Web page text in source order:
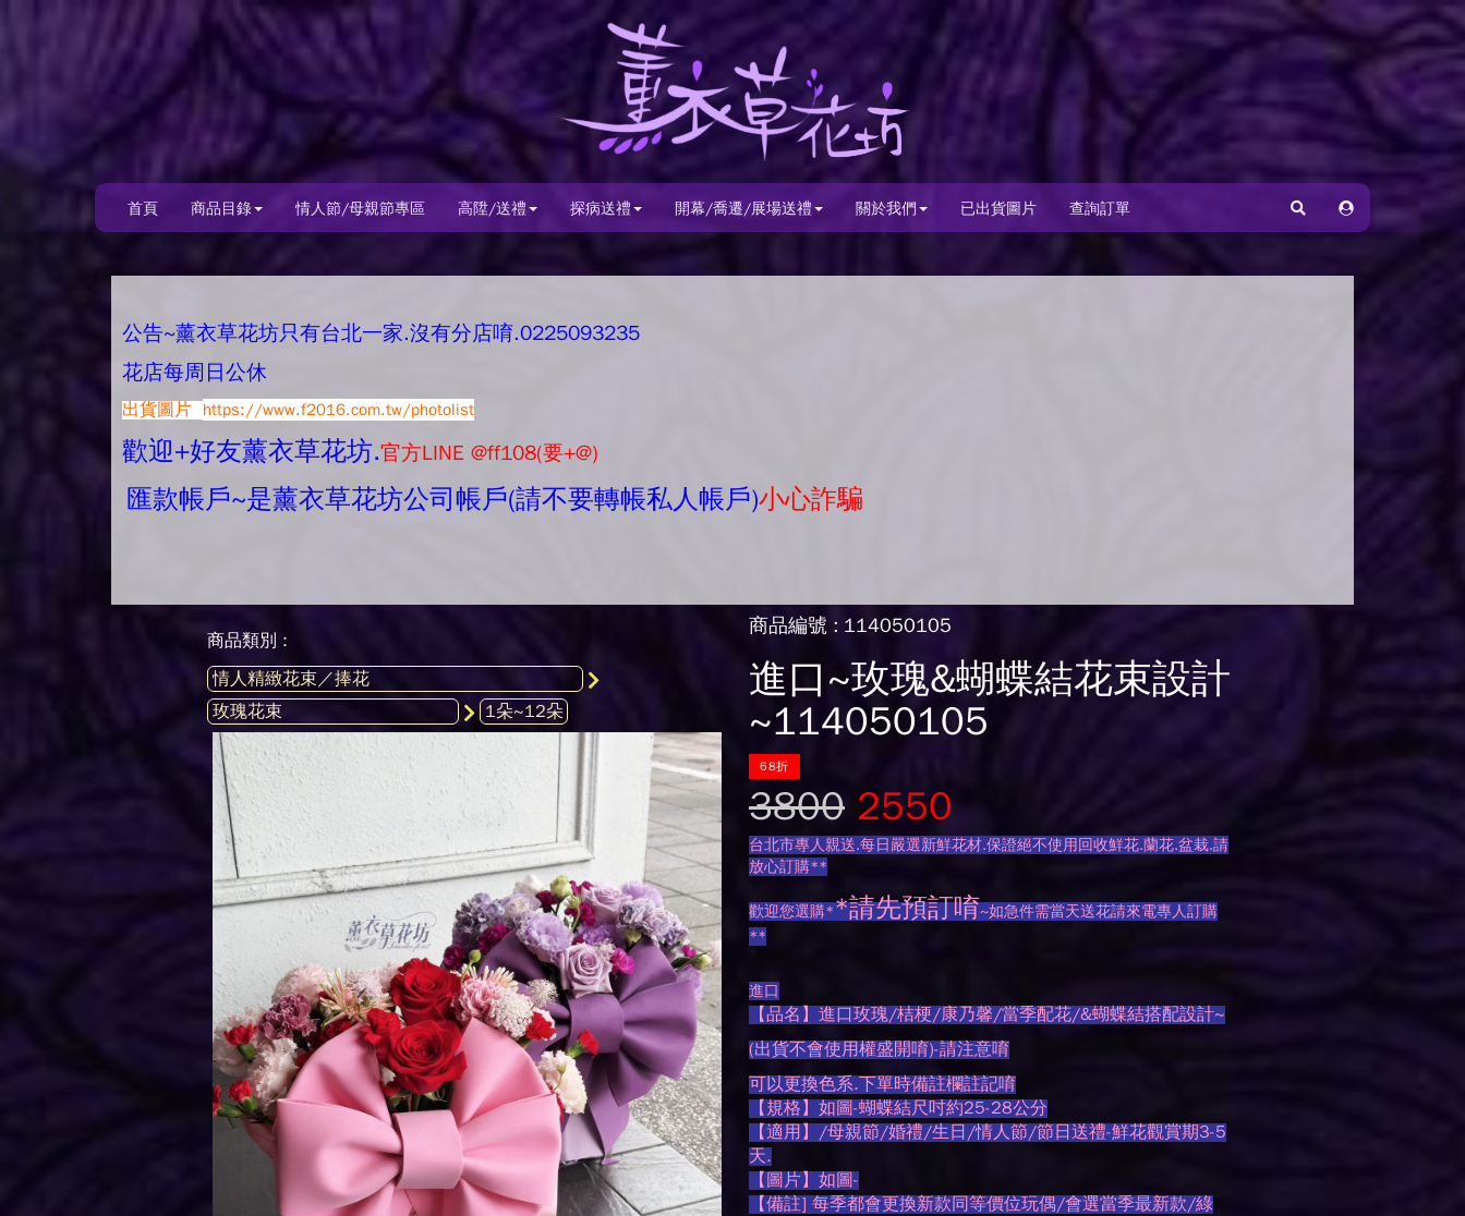
首頁 商品目錄 情人節/母親節專區 高陞/送禮 探病送禮 開幕/喬遷/展場送禮 關於我們 已出貨圖片 查詢訂單
公告~薰衣草花坊只有台北一家.沒有分店唷.0225093235
花店每周日公休
出貨圖片 https://www.f2016.com.tw/photolist
歡迎+好友薰衣草花坊.官方LINE @ff108(要+@)
匯款帳戶~是薰衣草花坊公司帳戶(請不要轉帳私人帳戶)小心詐騙
商品類別 :
商品編號 : 114050105
進口~玫瑰&蝴蝶結花束設計
~114050105
68折
3800 2550
台北市專人親送.每日嚴選新鮮花材.保證絕不使用回收鮮花.蘭花.盆栽.請
放心訂購**
歡迎您選購**請先預訂唷~如急件需當天送花請來電專人訂購
**
進口
【品名】進口玫瑰/桔梗/康乃馨/當季配花/&蝴蝶結搭配設計~
(出貨不會使用權盛開唷)-請注意唷
可以更換色系.下單時備註欄註記唷
【規格】如圖-蝴蝶結尺吋約25-28公分
【適用】/母親節/婚禮/生日/情人節/節日送禮-鮮花觀賞期3-5
天.
【圖片】如圖-
【備註] 每季都會更換新款同等價位玩偶/會選當季最新款/綠